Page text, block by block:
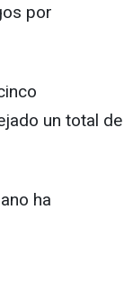
por
un total de
ha